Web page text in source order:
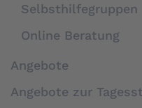
Selbsthilfegruppen
Online Beratung
Angebote
Angebote zur